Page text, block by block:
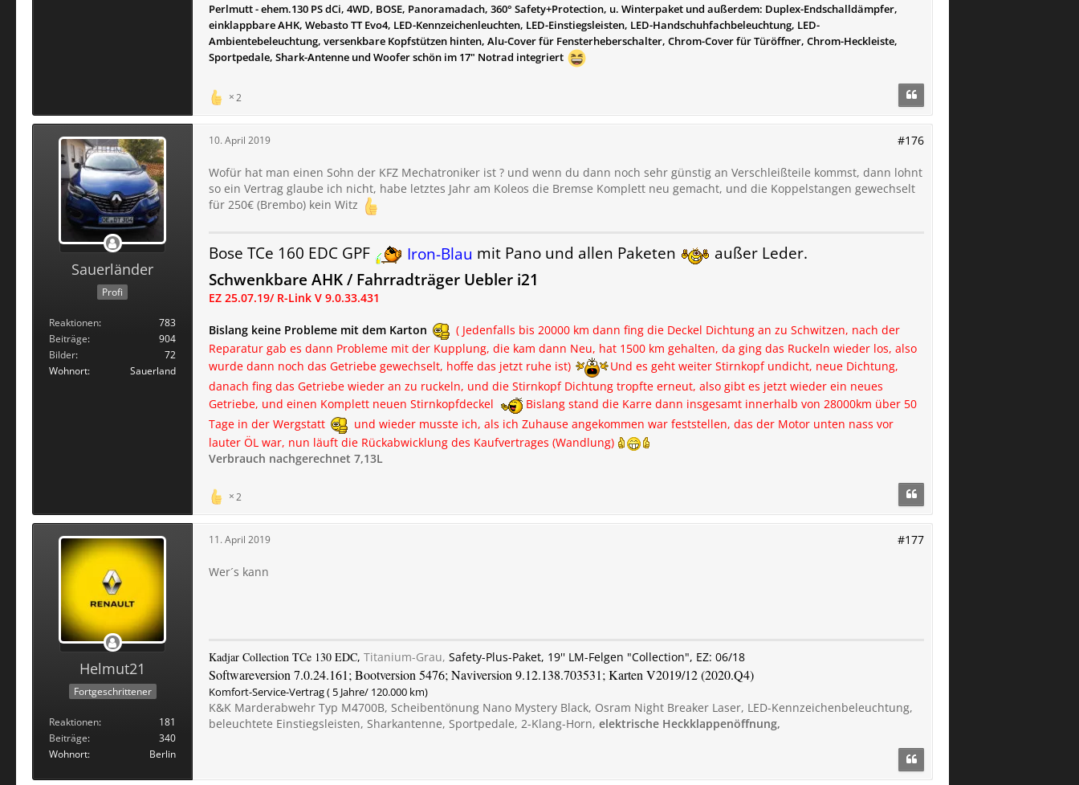
Perlmutt - ehem.130 PS dCi, 4WD, BOSE, Panoramadach, 360° Safety+Protection, u. Winterpaket und außerdem: Duplex-Endschalldämpfer,
einklappbare AHK, Webasto TT Evo4, LED-Kennzeichenleuchten, LED-Einstiegsleisten, LED-Handschuhfachbeleuchtung, LED-
Ambientebeleuchtung, versenkbare Kopfstützen hinten, Alu-Cover für Fensterheberschalter, Chrom-Cover für Türöffner, Chrom-Heckleiste,
Sportpedale, Shark-Antenne und Woofer schön im 17" Notrad integriert
2
Sauerländer
Profi
Reaktionen
783
Beiträge
904
Bilder
72
Wohnort
Sauerland
10. April 2019 #176
Wofür hat man einen Sohn der KFZ Mechatroniker ist ? und wenn du dann noch sehr günstig an Verschleißteile kommst, dann lohnt
so ein Vertrag glaube ich nicht, habe letztes Jahr am Koleos die Bremse Komplett neu gemacht, und die Koppelstangen gewechselt
für 250€ (Brembo) kein Witz
Bose TCe 160 EDC GPF Iron-Blau mit Pano und allen Paketen
außer Leder.
Schwenkbare AHK / Fahrradträger Uebler i21
EZ 25.07.19/ R-Link V 9.0.33.431
Bislang keine Probleme mit dem Karton
( Jedenfalls bis 20000 km dann fing die Deckel Dichtung an zu Schwitzen, nach der
Reparatur gab es dann Probleme mit der Kupplung, die kam dann Neu, hat 1500 km gehalten, da ging das Ruckeln wieder los, also
wurde dann noch das Getriebe gewechselt, hoffe das jetzt ruhe ist)
Und es geht weiter Stirnkopf undicht, neue Dichtung,
danach fing das Getriebe wieder an zu ruckeln, und die Stirnkopf Dichtung tropfte erneut, also gibt es jetzt wieder ein neues
Getriebe, und einen Komplett neuen Stirnkopfdeckel
Bislang stand die Karre dann insgesamt innerhalb von 28000km über 50
Tage in der Wergstatt
und wieder musste ich, als ich Zuhause angekommen war feststellen, das der Motor unten nass vor
lauter ÖL war, nun läuft die Rückabwicklung des Kaufvertrages (Wandlung)
Verbrauch nachgerechnet 7,13L
2
Helmut21
Fortgeschrittener
Reaktionen
181
Beiträge
340
Wohnort
Berlin
11. April 2019 #177
Wer´s kann
Kadjar Collection TCe 130 EDC, Titanium-Grau, Safety-Plus-Paket, 19'' LM-Felgen "Collection", EZ: 06/18
Softwareversion 7.0.24.161; Bootversion 5476; Naviversion 9.12.138.703531; Karten V2019/12 (2020.Q4)
Komfort-Service-Vertrag ( 5 Jahre/ 120.000 km)
K&K Marderabwehr Typ M4700B, Scheibentönung Nano Mystery Black, Osram Night Breaker Laser, LED-Kennzeichenbeleuchtung,
beleuchtete Einstiegsleisten, Sharkantenne, Sportpedale, 2-Klang-Horn, elektrische Heckklappenöffnung,